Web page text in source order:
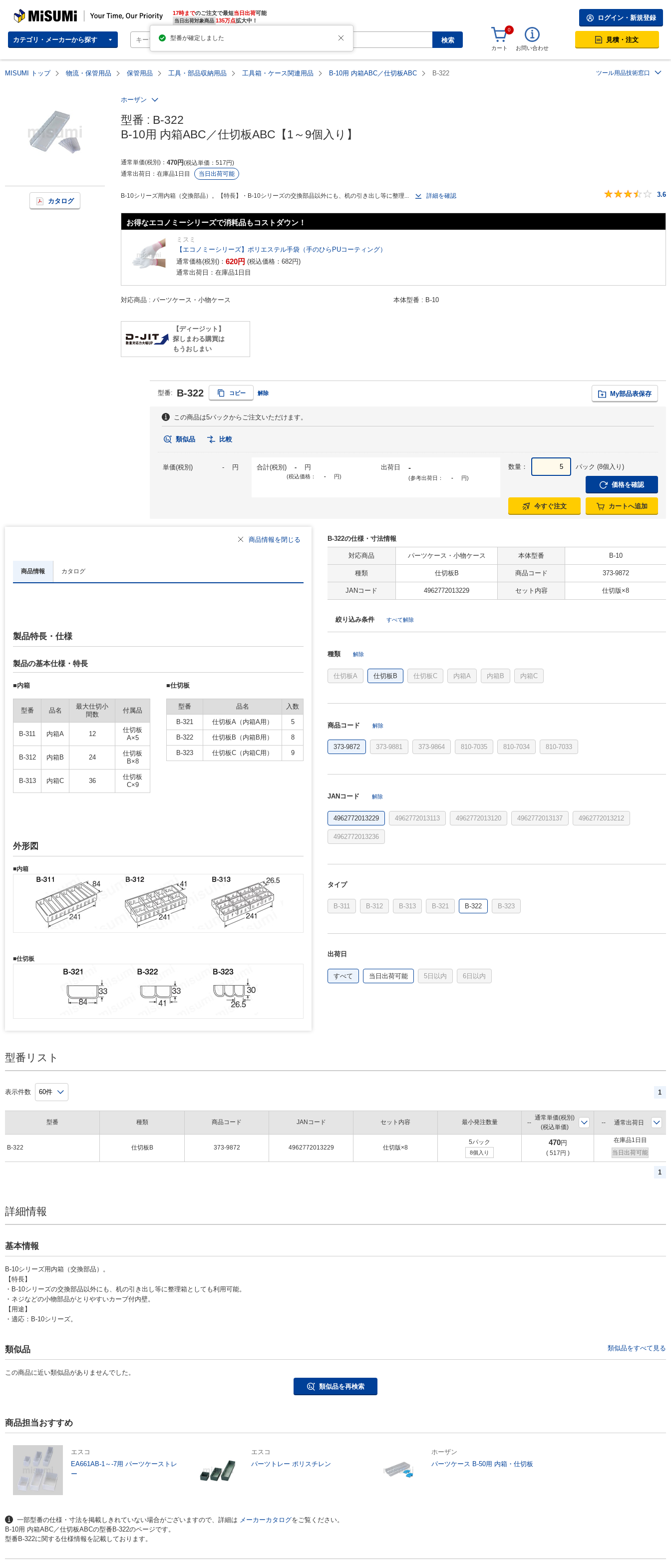
MISUMI | Your Time, Our Priority 17時までのご注文で最短当日出荷
当日出荷対象商品 135万点拡大中！
カテゴリ・メーカーから探す 検索
ログイン・新規登録
0
カート お問い合わせ
見積・注文
MISUMI トップ 物流・保管用品 保管用品 工具・部品収納用品 工具箱・ケース関連用品 B-10用 内箱ABC／仕切板ABC B-322 ツール用品技術窓口
カタログ
ホーザン
型番 : B-322
B-10用 内箱ABC／仕切板ABC【1～9個入り】
通常単価(税別) 470円 税込単価 517円
通常出荷日： 在庫品1日目 当日出荷可能
B-10シリーズ用内箱（交換部品）。【特長】・B-10シリーズの交換部品以外にも、机の引き出し等に整理... 詳細を確認 3.6
お得なエコノミーシリーズで消耗品もコストダウン！
ミスミ
【エコノミーシリーズ】ポリエステル手袋（手のひらPUコーティング）
通常価格(税別)： 620円 (税込価格： 682円)
通常出荷日：在庫品1日目
対応商品 パーツケース・小物ケース 本体型番 B-10
【ディージット】
探しまわる購買は
もうおしまい
型番: B-322 コピー 解除 My部品表保存
この商品は5パックからご注文いただけます。
類似品 比較
単価(税別) - 円 合計(税別) - 円
(税込価格： - 円)
出荷日 -
(参考出荷日： - 円)
数量： パック (8個入り)
価格を確認
今すぐ注文 カートへ追加
商品情報を閉じる
商品情報 カタログ
製品特長・仕様
製品の基本仕様・特長
■内箱
型番 品名
最大仕切小
間数
付属品
B-311 内箱A 12
仕切板
A×5
B-312 内箱B 24
仕切板
B×8
B-313 内箱C 36
仕切板
C×9
■仕切板
型番 品名 入数
B-321 仕切板A（内箱A用） 5
B-322 仕切板B（内箱B用） 8
B-323 仕切板C（内箱C用） 9
外形図
■内箱
■仕切板
B-322の仕様・寸法情報
対応商品 パーツケース・小物ケース 本体型番 B-10
種類 仕切板B 商品コード 373-9872
JANコード 4962772013229 セット内容 仕切版×8
絞り込み条件 すべて解除
種類 解除
仕切板A 仕切板B 仕切板C 内箱A 内箱B 内箱C
商品コード 解除
373-9872 373-9881 373-9864 810-7035 810-7034 810-7033
JANコード 解除
4962772013229 4962772013113 4962772013120 4962772013137 4962772013212
4962772013236
タイプ
B-311 B-312 B-313 B-321 B-322 B-323
出荷日
すべて 当日出荷可能 5日以内 6日以内
型番リスト
表示件数 1
型番
B-322
種類 商品コード JANコード セット内容 最小発注数量
仕切板B 373-9872 4962772013229 仕切版×8
5パック
8個入り
通常単価(税別)
(税込単価)
通常出荷日
470円
( 517 円 )
在庫品1日目
当日出荷可能
1
詳細情報
基本情報
B-10シリーズ用内箱（交換部品）。
【特長】
・B-10シリーズの交換部品以外にも、机の引き出し等に整理箱としても利用可能。
・ネジなどの小物部品がとりやすいカーブ付内壁。
【用途】
・適応：B-10シリーズ。
類似品 類似品をすべて見る
この商品に近い類似品がありませんでした。
類似品を再検索
商品担当おすすめ
エスコ
EA661AB-1～-7用 パーツケーストレ
ー
エスコ
パーツトレー ポリスチレン
ホーザン
パーツケース B-50用 内箱・仕切板
一部型番の仕様・寸法を掲載しきれていない場合がございますので、詳細は メーカーカタログをご覧ください。
B-10用 内箱ABC／仕切板ABCの型番B-322のページです。
型番B-322に関する仕様情報を記載しております。